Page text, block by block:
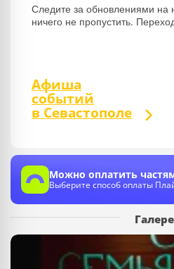
Следите за обновлениями на
ничего не пропустить.
Афиша
событий
в Севастополе
Можно оплатить
Выберите способ оплаты